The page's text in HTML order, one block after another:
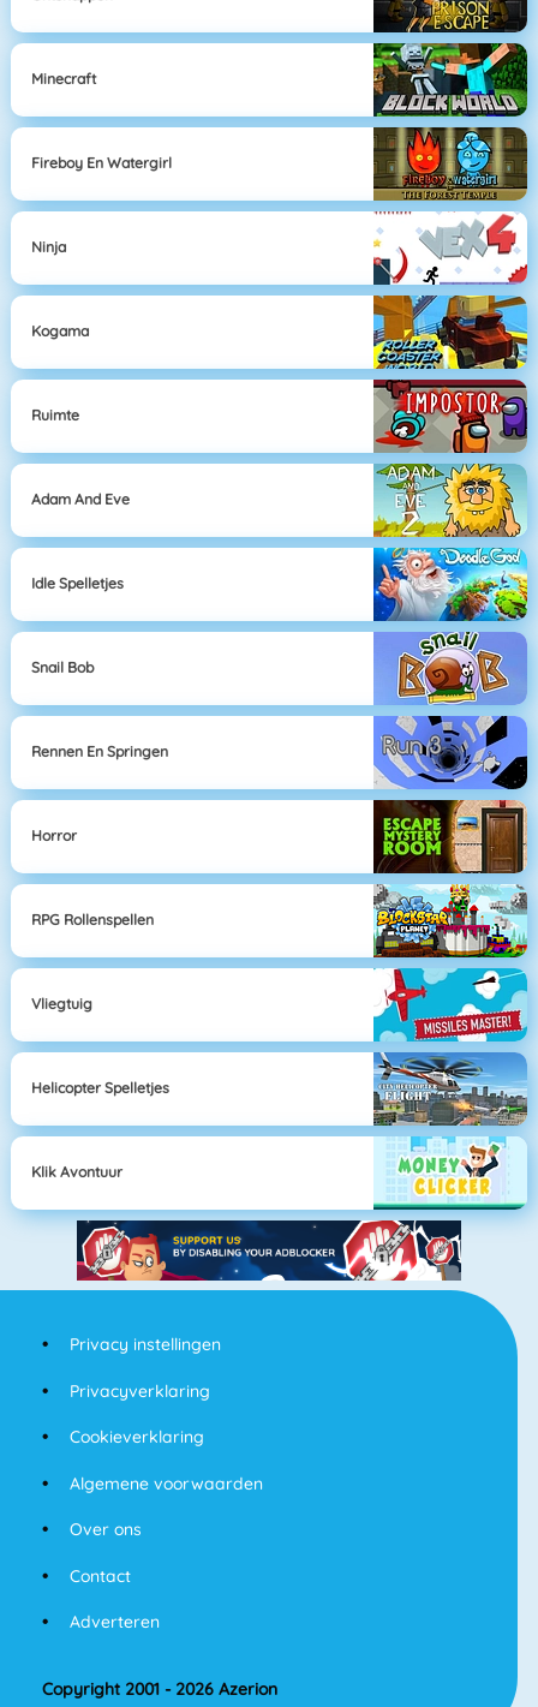
Minecraft
Fireboy En Watergirl
Ninja
Kogama
Ruimte
Adam And Eve
Idle Spelletjes
Snail Bob
Rennen En Springen
Horror
RPG Rollenspellen
Vliegtuig
Helicopter Spelletjes
Klik Avontuur
Privacy instellingen
Privacyverklaring
Cookieverklaring
Algemene voorwaarden
Over ons
Contact
Adverteren
Copyright 2001 - 2026 Azerion